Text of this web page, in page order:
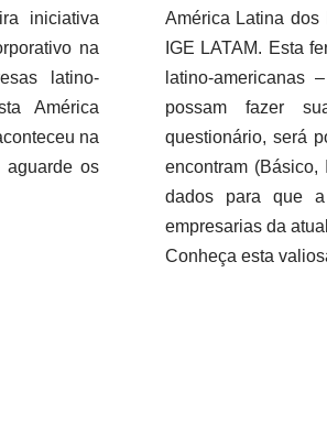
iniciativa
na
latino-
América
na
aguarde os
América Latina dos
IGE LATAM. Esta
latino-
possam fazer
questionário, será
encontram
dados para que
empresarias da
Conheça esta